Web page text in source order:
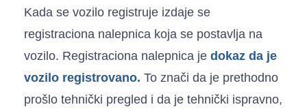
Kada se vozilo registruje izdaje se
registraciona nalepnica koja se postavlja na
vozilo. Registraciona nalepnica je dokaz da je
vozilo registrovano. To znači da je prethodno
prošlo tehnički pregled i da je tehnički ispravno,